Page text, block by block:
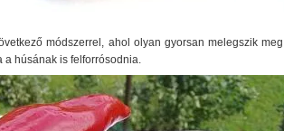
módszerrel, ahol olyan gyorsan melegszik
húsának is felforrósodnia.